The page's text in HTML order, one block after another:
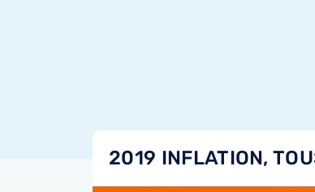
2019 INFLATION,